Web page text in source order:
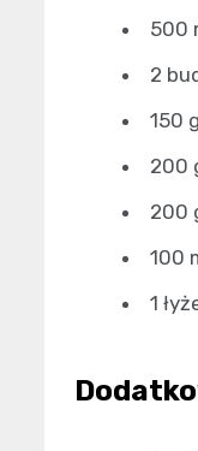
500
2
150
200
200
100
1